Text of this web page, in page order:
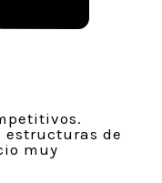
estructuras de
muy